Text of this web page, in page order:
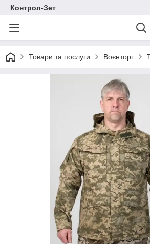
Контрол-Зет
Товари та послуги Воєнторг